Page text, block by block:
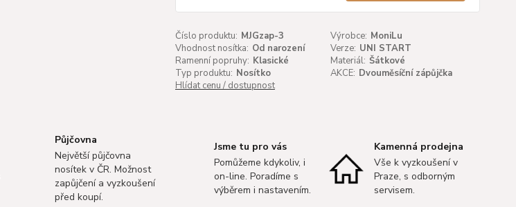
Číslo produktu: MJGzap-3 Výrobce: MoniLu
Vhodnost nosítka: Od narození Verze: UNI START
Ramenní popruhy: Klasické Materiál: Šátkové
Typ produktu: Nosítko AKCE: Dvouměsíční zápůjčka
Hlídat cenu / dostupnost
Půjčovna
Největší půjčovna
nosítek v ČR. Možnost
zapůjčení a vyzkoušení
před koupí.
Jsme tu pro vás
Pomůžeme kdykoliv, i
on-line. Poradíme s
výběrem i nastavením.
Kamenná prodejna
Vše k vyzkoušení v
Praze, s odborným
servisem.